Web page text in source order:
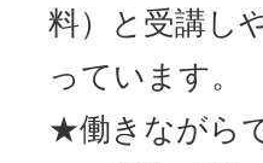
料）と受講し
っています。
★働きながら